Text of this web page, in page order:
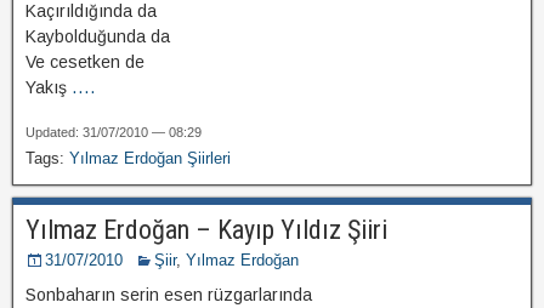
Kaçırıldığında da
Kaybolduğunda da
Ve cesetken de
Yakış ....
Updated: 31/07/2010 — 08:29
Tags: Yılmaz Erdoğan Şiirleri
Yılmaz Erdoğan – Kayıp Yıldız Şiiri
31/07/2010 Şiir, Yılmaz Erdoğan
Sonbaharın serin esen rüzgarlarında